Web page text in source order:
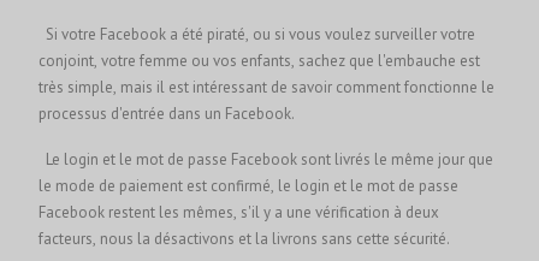
Si votre Facebook a été piraté, ou si vous voulez surveiller votre
conjoint, votre femme ou vos enfants, sachez que l'embauche est
très simple, mais il est intéressant de savoir comment fonctionne le
processus d'entrée dans un Facebook.
Le login et le mot de passe Facebook sont livrés le même jour que
le mode de paiement est confirmé, le login et le mot de passe
Facebook restent les mêmes, s'il y a une vérification à deux
facteurs, nous la désactivons et la livrons sans cette sécurité.